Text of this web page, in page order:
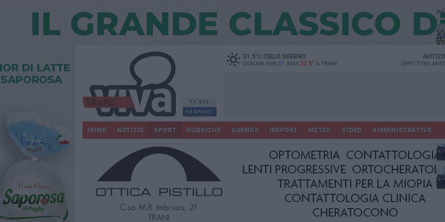
71.576
FANPAGE
31.5°CCIELO SERENO
DOMANI MIN 25° MAX 32.5° A TRANI DIRETTORE
HOME NOTIZIE SPORT RUBRICHE AGENDA IREPORT METEO VIDEO AMMINISTRATIVE